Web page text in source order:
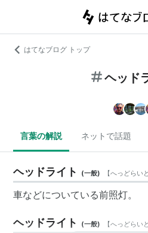
はてなブログ トップ
ヘッド
言葉の解説 ネットで話題
ヘッドライト (一般) 【へっどらいと
車などについている前照灯。
ヘッドライト (一般) 【へっどらいと